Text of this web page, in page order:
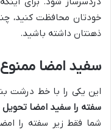
خودتان محافظت کنید،
ذهنتان داشته باشید.
سفید امضا
این یکی را با خط درشت
سفته را سفید امضا
شما فقط زیر سفته را